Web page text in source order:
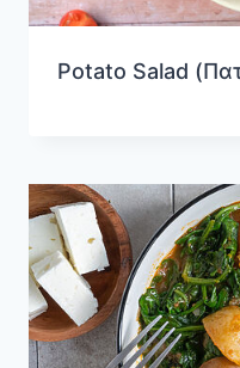
Potato Salad